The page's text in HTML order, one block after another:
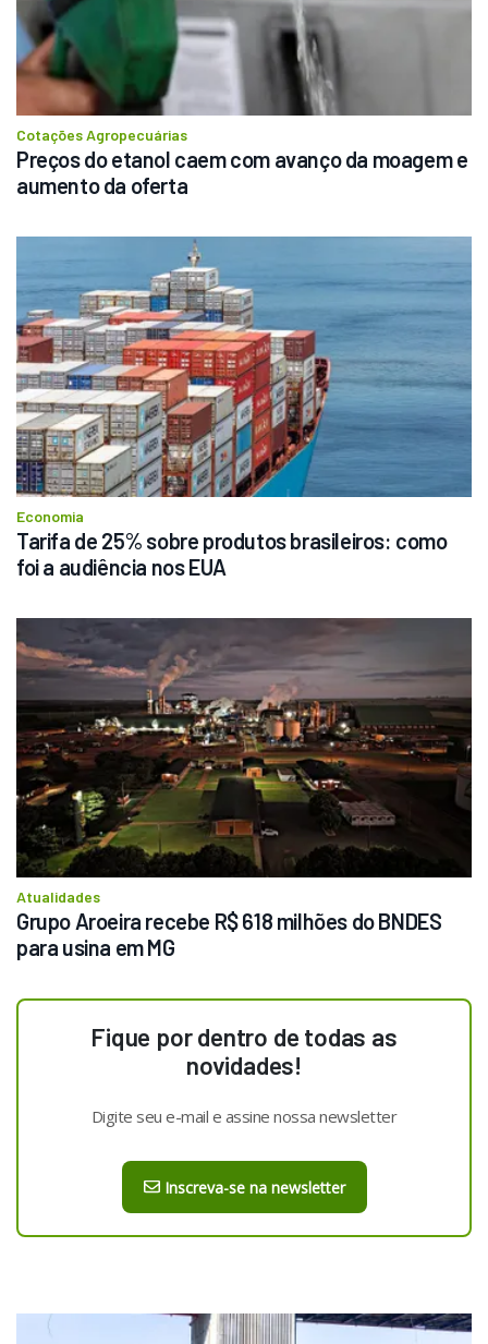
Cotações Agropecuárias
Preços do etanol caem com avanço da moagem e
aumento da oferta
Economia
Tarifa de 25% sobre produtos brasileiros: como
foi a audiência nos EUA
Atualidades
Grupo Aroeira recebe R$ 618 milhões do BNDES
para usina em MG
Fique por dentro de todas as
novidades!
Digite seu e-mail e assine nossa newsletter
Inscreva-se na newsletter